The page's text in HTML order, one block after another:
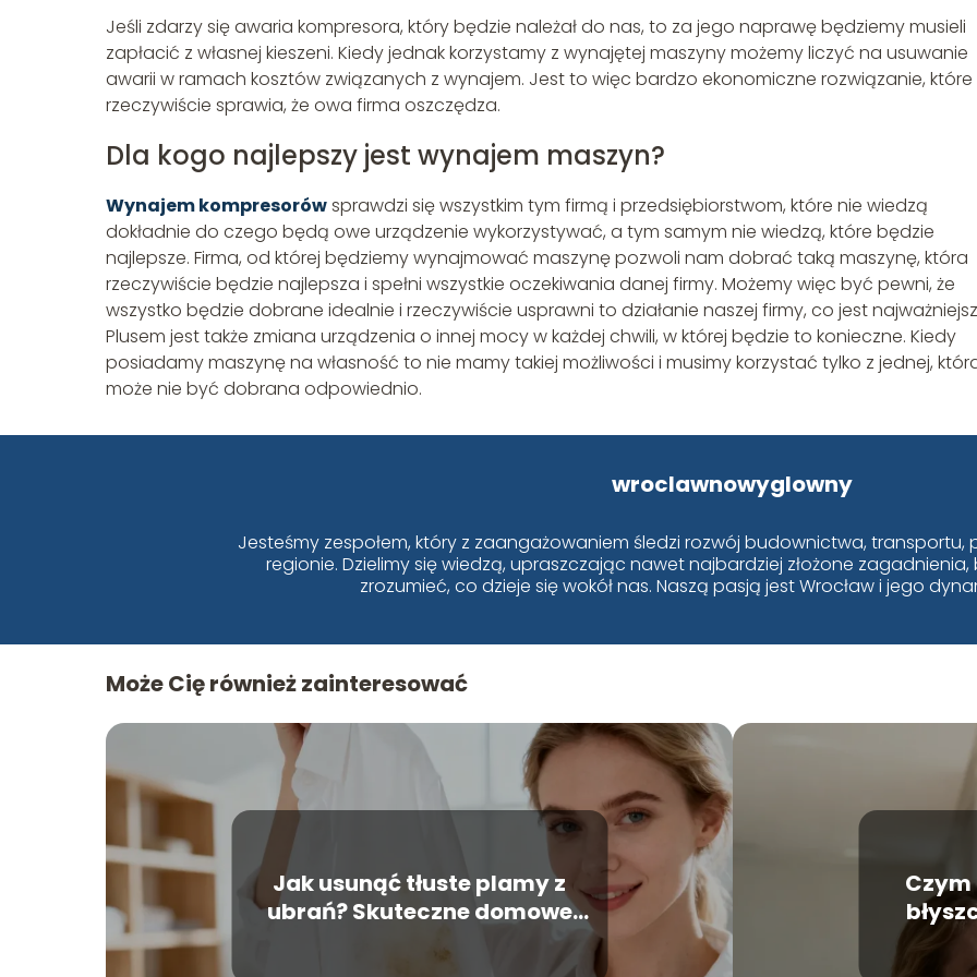
Jeśli zdarzy się awaria kompresora, który będzie należał do nas, to za jego naprawę będziemy musieli
zapłacić z własnej kieszeni. Kiedy jednak korzystamy z wynajętej maszyny możemy liczyć na usuwanie
awarii w ramach kosztów związanych z wynajem. Jest to więc bardzo ekonomiczne rozwiązanie, które
rzeczywiście sprawia, że owa firma oszczędza.
Dla kogo najlepszy jest wynajem maszyn?
Wynajem kompresorówsprawdzi się wszystkim tym firmą i przedsiębiorstwom, które nie wiedzą
dokładnie do czego będą owe urządzenie wykorzystywać, a tym samym nie wiedzą, które będzie
najlepsze. Firma, od której będziemy wynajmować maszynę pozwoli nam dobrać taką maszynę, która
rzeczywiście będzie najlepsza i spełni wszystkie oczekiwania danej firmy. Możemy więc być pewni, że
wszystko będzie dobrane idealnie i rzeczywiście usprawni to działanie naszej firmy, co jest
Plusem jest także zmiana urządzenia o innej mocy w każdej chwili, w której będzie to konieczne. Kiedy
posiadamy maszynę na własność to nie mamy takiej możliwości i musimy korzystać tylko z jednej,
może nie być dobrana odpowiednio.
wroclawnowyglowny
Jesteśmy zespołem, który z zaangażowaniem śledzi rozwój budownictwa, transportu,
regionie. Dzielimy się wiedzą, upraszczając nawet najbardziej złożone zagadnienia,
zrozumieć, co dzieje się wokół nas. Naszą pasją jest Wrocław i jego
Może Cię również zainteresować
Jak usunąć tłuste plamy z
ubrań? Skuteczne domowe
Czym